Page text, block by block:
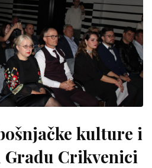
kulture i
Gradu Crikvenici